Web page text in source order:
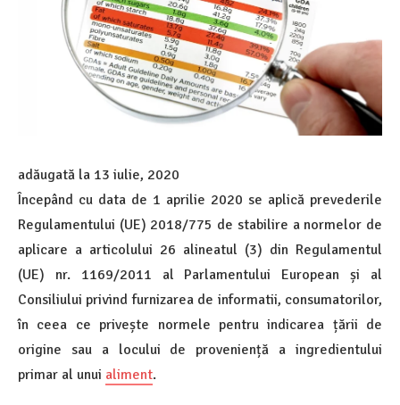
adăugată la 13 iulie, 2020
Începând cu data de 1 aprilie 2020 se aplică prevederile
Regulamentului (UE) 2018/775 de stabilire a normelor de
aplicare a articolului 26 alineatul (3) din Regulamentul
(UE) nr. 1169/2011 al Parlamentului European și al
Consiliului privind furnizarea de informatii, consumatorilor,
în ceea ce privește normele pentru indicarea țării de
origine sau a locului de proveniență a ingredientului
primar al unui aliment.